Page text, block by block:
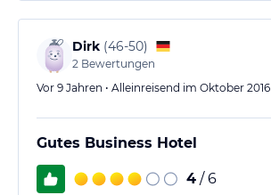
Dirk (46-50)
2 Bewertungen
Vor 9 Jahren • Alleinreisend im Oktober 2016
Gutes Business Hotel
4 / 6